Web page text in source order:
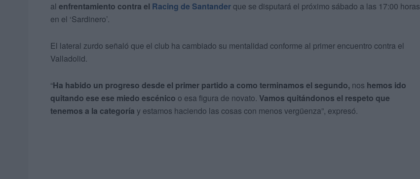
al enfrentamiento contra el Racing de Santanderque se disputará el próximo sábado a las 17:00 horas
en el ‘Sardinero’.
El lateral zurdo señaló que el club ha cambiado su mentalidad conforme al primer encuentro contra el
Valladolid.
“Ha habido un progreso desde el primer partido a como terminamos el segundo, nos hemos ido
quitando ese ese miedo escénico o esa figura de novato. Vamos quitándonos el respeto que
tenemos a la categoría y estamos haciendo las cosas con menos vergüenza”, expresó.